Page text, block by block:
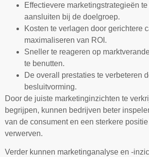
Effectievere marketingstrategieën
aansluiten bij de doelgroep.
Kosten te verlagen door gerichtere
maximaliseren van ROI.
Sneller te reageren op
te benutten.
De overall prestaties te verbeteren
besluitvorming.
Door de juiste marketinginzichten te
begrijpen, kunnen bedrijven beter
van de consument en een sterkere
verwerven.
Verder kunnen marketinganalyse en -